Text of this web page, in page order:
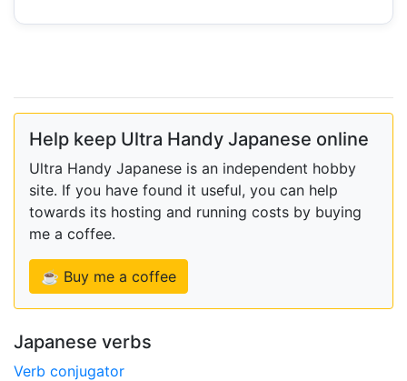
Help keep Ultra Handy Japanese online
Ultra Handy Japanese is an independent hobby
site. If you have found it useful, you can help
towards its hosting and running costs by buying
me a coffee.
☕ Buy me a coffee
Japanese verbs
Verb conjugator